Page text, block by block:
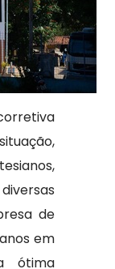
de
em
ótima